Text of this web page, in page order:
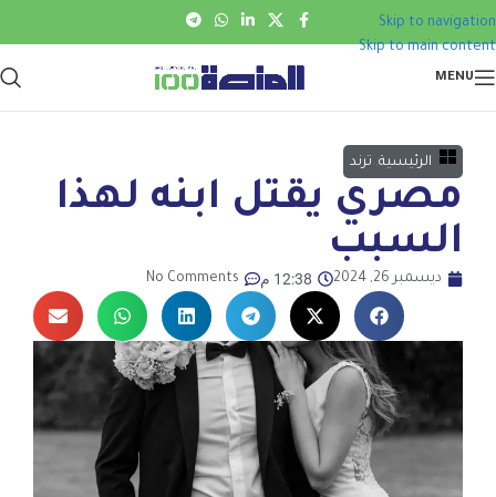
Skip to navigation
Skip to main content
MENU
الرئيسية ترند
مصري يقتل ابنه لهذا
السبب
ديسمبر 26, 2024 12:38 م No Comments